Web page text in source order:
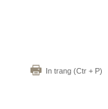
In trang (Ctr + P)